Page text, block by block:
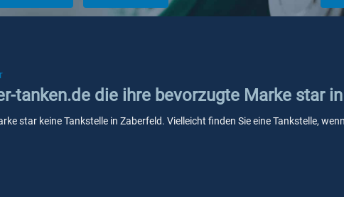
tanken.de die ihre bevorzugte Marke star
star keine Tankstelle in Zaberfeld. Vielleicht finden Sie eine Tankstelle,